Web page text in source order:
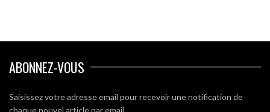
ABONNEZ-VOUS
Saisissez votre adresse email pour recevoir une notification de
chaque nouvel article par email.